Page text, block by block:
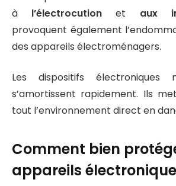
à l’électrocution et aux
provoquent également
des appareils électroménagers.
Les dispositifs électroniques
s’amortissent rapidement. Ils
tout l’environnement direct en
Comment bien
appareils